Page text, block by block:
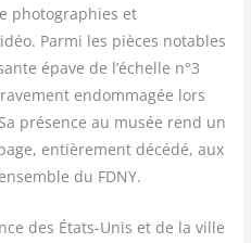
pho­to­gra­phies et
Par­mi les pièces notables
épave de l’échelle n°3
endom­ma­gée lors
pré­sence au musée rend un
entiè­re­ment décé­dé, aux
du FDNY.
des États-Unis et de la ville